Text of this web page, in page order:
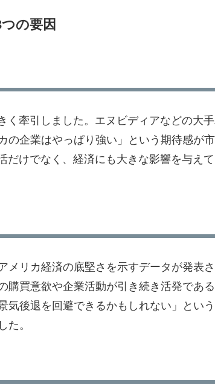
の要因
牽引しました。エヌビディアなどの大
の企業はやっぱり強い」という期待感が
けでなく、経済にも大きな影響を与えて
メリカ経済の底堅さを示すデータが発表
購買意欲や企業活動が引き続き活発であ
気後退を回避できるかもしれない」とい
た。